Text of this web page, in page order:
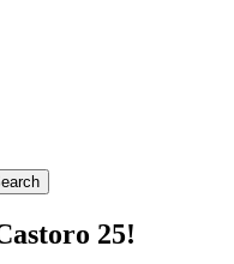
25!